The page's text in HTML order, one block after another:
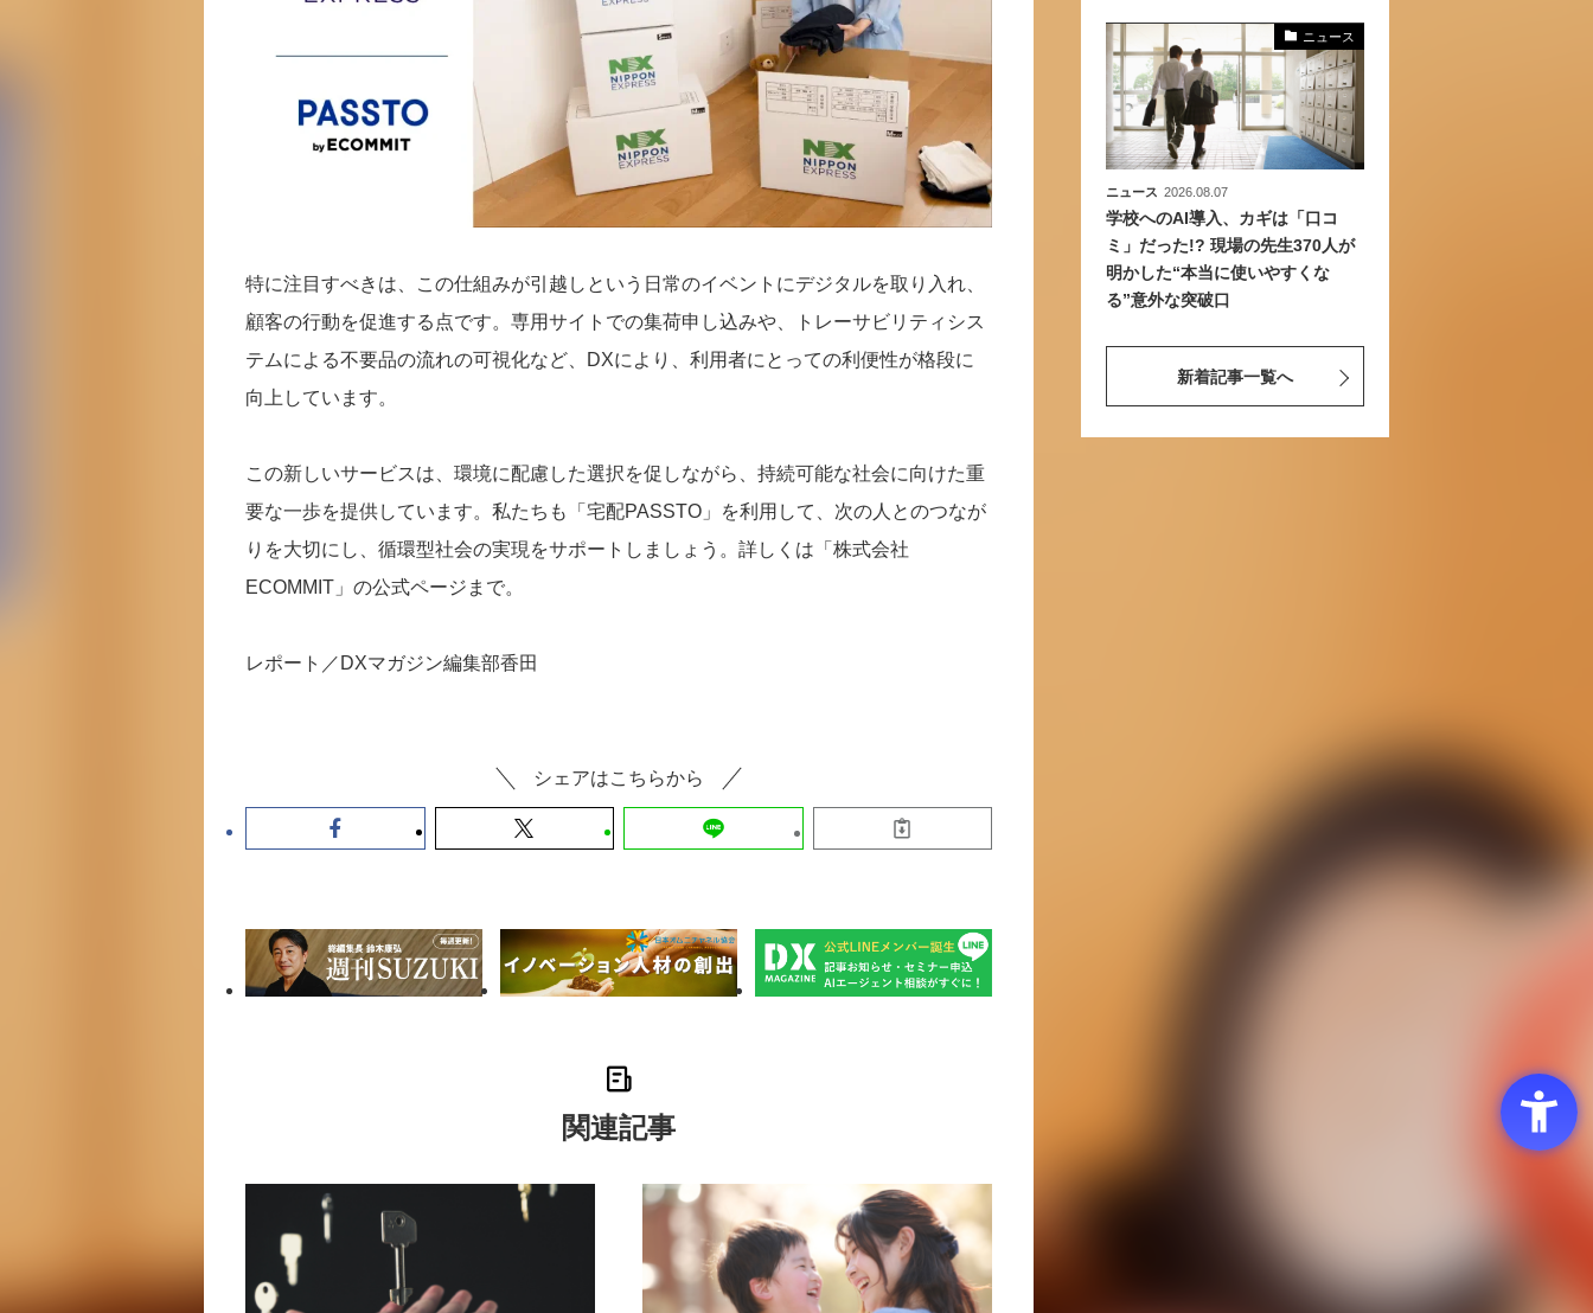
特に注目すべきは、この仕組みが引越しという日常のイベントにデジタルを取り入れ、
顧客の行動を促進する点です。専用サイトでの集荷申し込みや、トレーサビリティシス
テムによる不要品の流れの可視化など、DXにより、利用者にとっての利便性が格段に
向上しています。
この新しいサービスは、環境に配慮した選択を促しながら、持続可能な社会に向けた重
要な一歩を提供しています。私たちも「宅配PASSTO」を利用して、次の人とのつなが
りを大切にし、循環型社会の実現をサポートしましょう。詳しくは「株式会社
ECOMMIT」の公式ページまで。
レポート／DXマガジン編集部香田
シェアはこちらから
関連記事
ニュース
ニュース 2026.08.07
学校へのAI導入、カギは「口コ
ミ」だった!? 現場の先生370人が
明かした“本当に使いやすくな
る”意外な突破口
新着記事一覧へ